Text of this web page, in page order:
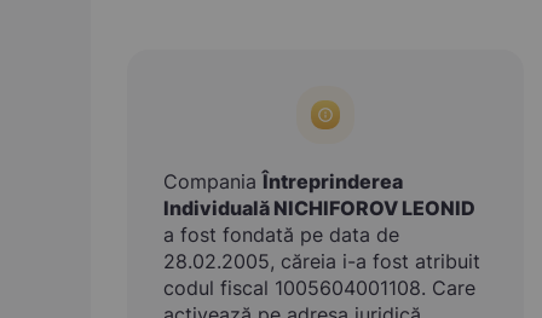
CompaniaÎntreprinderea
Individuală NICHIFOROV LEONID
a fost fondată pe data de
28.02.2005, căreia i-a fost atribuit
codul fiscal 1005604001108. Care